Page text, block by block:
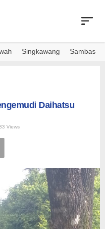
Singkawang Sambas
Daihatsu
Views